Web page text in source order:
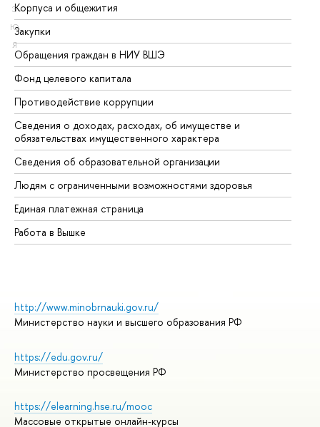
Э
Ю
Я
Корпуса и общежития
Закупки
Обращения граждан в НИУ ВШЭ
Фонд целевого капитала
Противодействие коррупции
Сведения о доходах, расходах, об имуществе и
обязательствах имущественного характера
Сведения об образовательной организации
Людям с ограниченными возможностями здоровья
Единая платежная страница
Работа в Вышке
http://www.minobrnauki.gov.ru/
Министерство науки и высшего образования РФ
https://edu.gov.ru/
Министерство просвещения РФ
https://elearning.hse.ru/mooc
Массовые открытые онлайн-курсы